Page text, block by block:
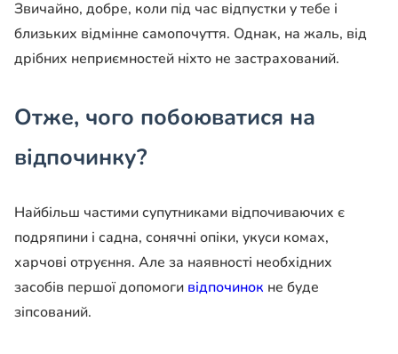
Звичайно, добре, коли під час відпустки у тебе і
близьких відмінне самопочуття. Однак, на жаль, від
дрібних неприємностей ніхто не застрахований.
Отже, чого побоюватися на
відпочинку?
Найбільш частими супутниками відпочиваючих є
подряпини і садна, сонячні опіки, укуси комах,
харчові отруєння. Але за наявності необхідних
засобів першої допомоги відпочинок не буде
зіпсований.